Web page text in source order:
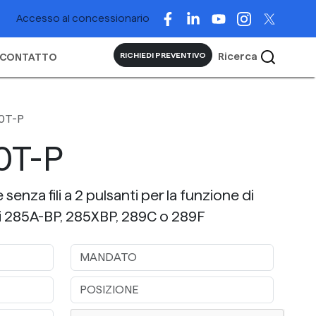
Accesso al concessionario
RICHIEDI PREVENTIVO Ricerca
P
P
fili a 2 pulsanti per la funzione di
BP, 285XBP, 289C o 289F